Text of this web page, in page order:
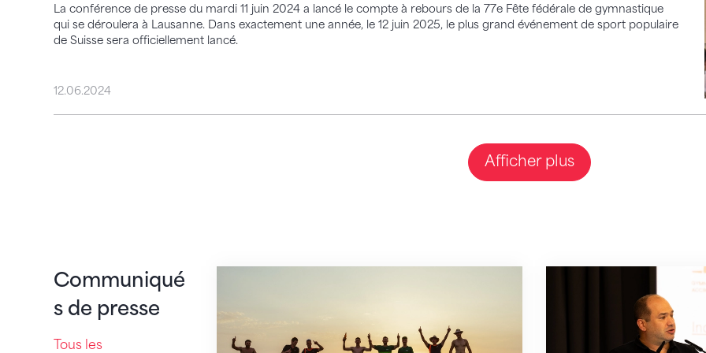
La conférence de presse du mardi 11 juin 2024 a lancé le compte à rebours de la 77e Fête fédérale de gymnastique
qui se déroulera à Lausanne. Dans exactement une année, le 12 juin 2025, le plus grand événement de sport populaire
de Suisse sera officiellement lancé.
12.06.2024
Afficher plus
Communiqué
s de presse
Tous les
Inclusion dans sa